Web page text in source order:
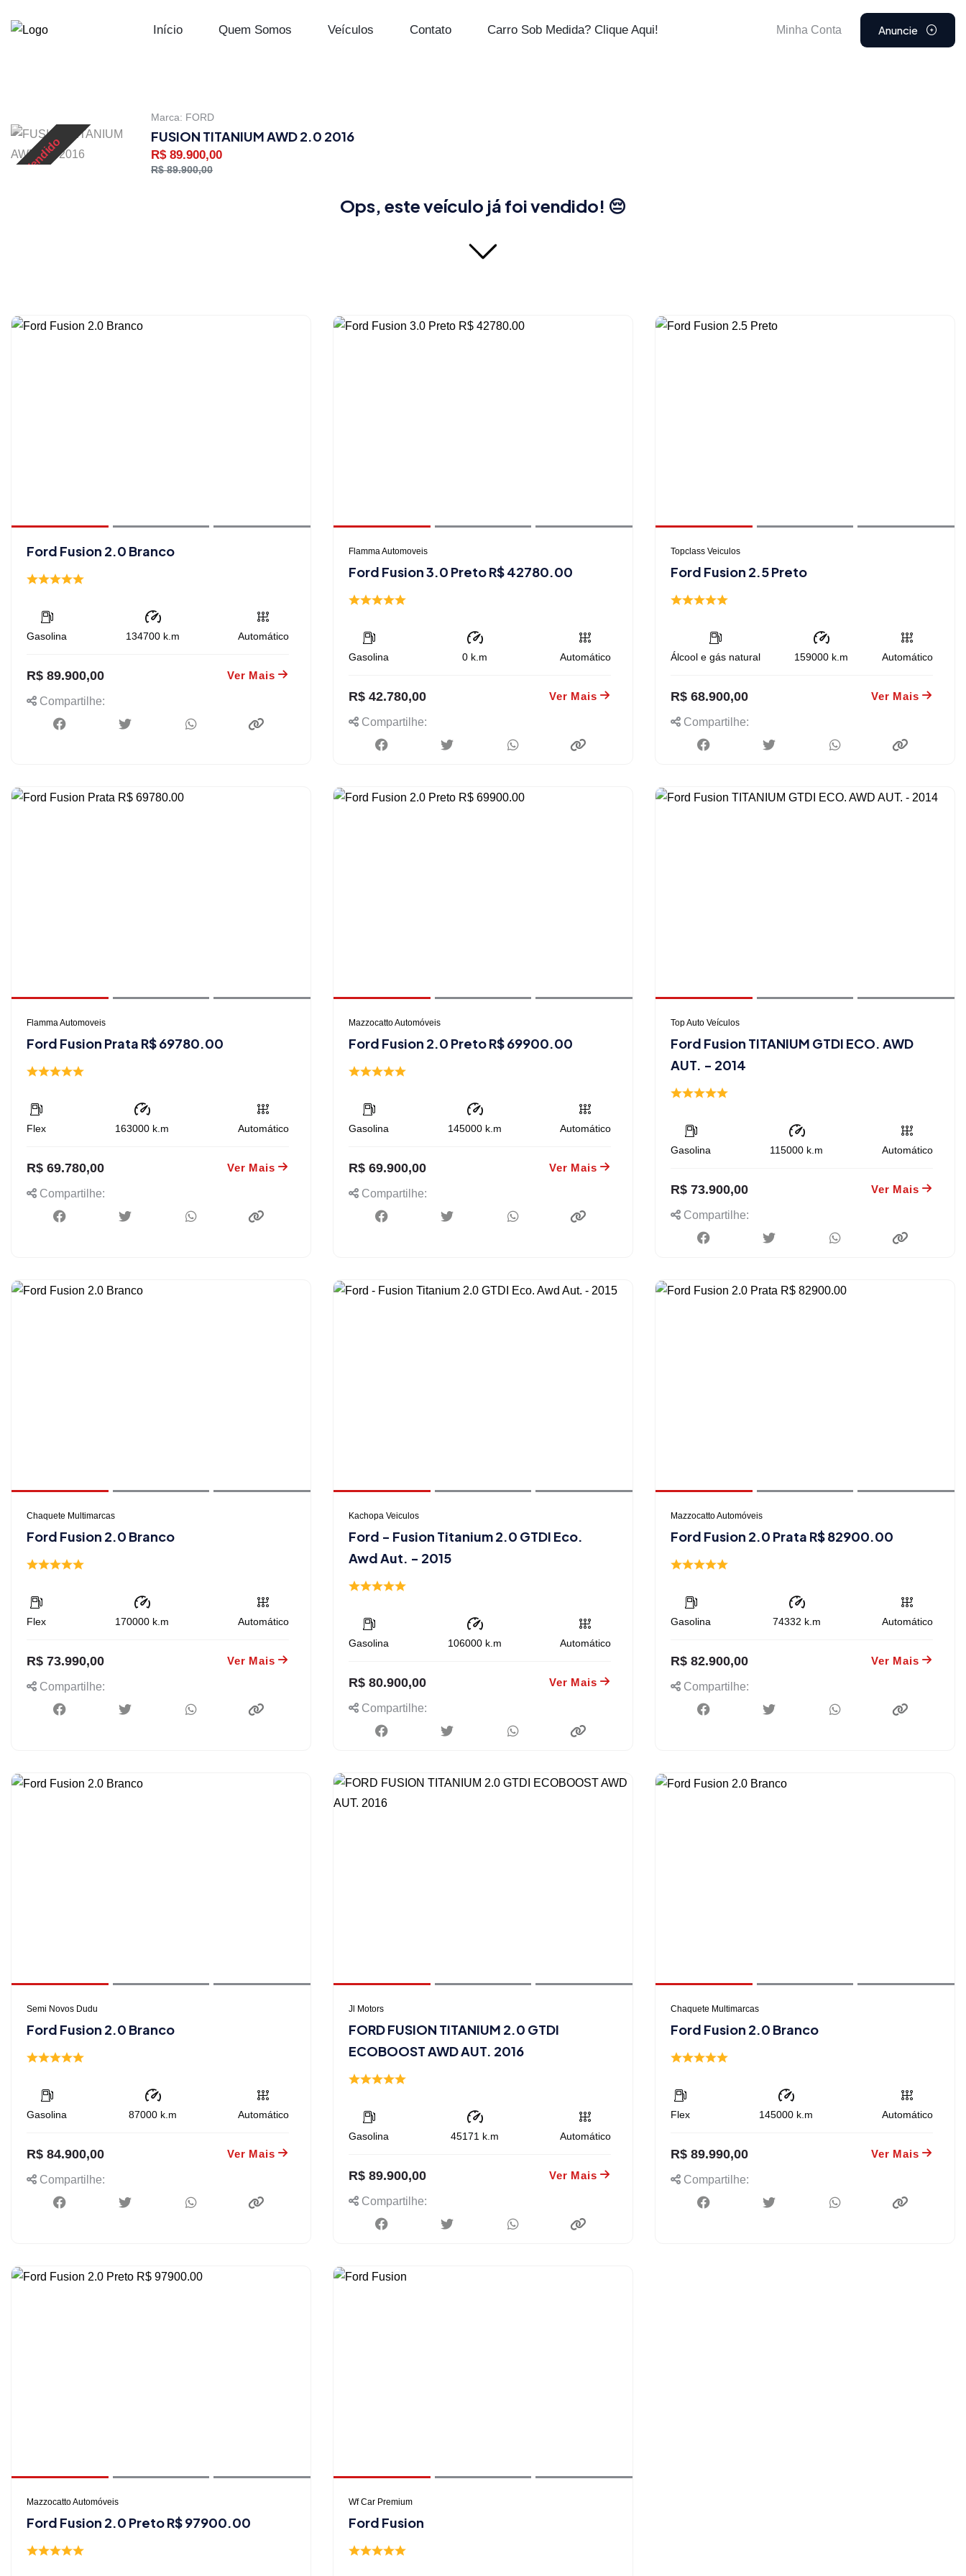
Início Quem Somos Veículos Contato Carro Sob Medida? Clique Aqui! Minha Conta Anuncie
Vendido
Marca: FORD
FUSION TITANIUM AWD 2.0 2016
R$ 89.900,00
R$ 89.900,00
Ops, este veículo já foi vendido! 😔
Ford Fusion 2.0 Branco
Gasolina 134700k.m Automático
R$ 89.900,00 Ver Mais
Compartilhe:
Flamma Automoveis
Ford Fusion 3.0 Preto R$ 42780.00
Gasolina 0k.m Automático
R$ 42.780,00 Ver Mais
Compartilhe:
Topclass Veiculos
Ford Fusion 2.5 Preto
Álcool e gás natural 159000 k.m Automático
R$ 68.900,00 Ver Mais
Compartilhe:
Flamma Automoveis
Ford Fusion Prata R$ 69780.00
Flex 163000 k.m Automático
R$ 69.780,00 Ver Mais
Compartilhe:
Mazzocatto Automóveis
Ford Fusion 2.0 Preto R$ 69900.00
Gasolina 145000k.m Automático
R$ 69.900,00 Ver Mais
Compartilhe:
Top Auto Veículos
Ford Fusion TITANIUM GTDI ECO. AWD
AUT. - 2014
Gasolina 115000 k.m Automático
R$ 73.900,00 Ver Mais
Compartilhe:
Chaquete Multimarcas
Ford Fusion 2.0 Branco
Flex 170000 k.m Automático
R$ 73.990,00 Ver Mais
Compartilhe:
Kachopa Veiculos
Ford - Fusion Titanium 2.0 GTDI Eco.
Awd Aut. - 2015
Gasolina 106000k.m Automático
R$ 80.900,00 Ver Mais
Compartilhe:
Mazzocatto Automóveis
Ford Fusion 2.0 Prata R$ 82900.00
Gasolina 74332 k.m Automático
R$ 82.900,00 Ver Mais
Compartilhe:
Semi Novos Dudu
Ford Fusion 2.0 Branco
Gasolina 87000k.m Automático
R$ 84.900,00 Ver Mais
Compartilhe:
Jl Motors
FORD FUSION TITANIUM 2.0 GTDI
ECOBOOST AWD AUT. 2016
Gasolina 45171 k.m Automático
R$ 89.900,00 Ver Mais
Compartilhe:
Chaquete Multimarcas
Ford Fusion 2.0 Branco
Flex 145000 k.m Automático
R$ 89.990,00 Ver Mais
Compartilhe:
Mazzocatto Automóveis
Ford Fusion 2.0 Preto R$ 97900.00
Wf Car Premium
Ford Fusion